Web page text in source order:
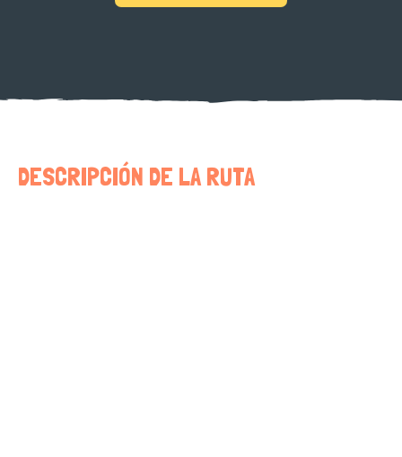
DESCRIPCIÓN DE LA RUTA